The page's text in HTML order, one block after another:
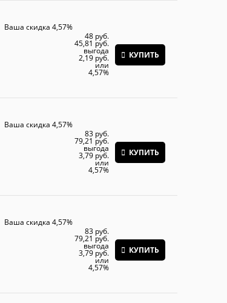
Ваша скидка 4,57%
48 руб.
45,81 руб.
выгода
2,19 руб.
или
4,57%
КУПИТЬ
Ваша скидка 4,57%
83 руб.
79,21 руб.
выгода
3,79 руб.
или
4,57%
КУПИТЬ
Ваша скидка 4,57%
83 руб.
79,21 руб.
выгода
3,79 руб.
или
4,57%
КУПИТЬ